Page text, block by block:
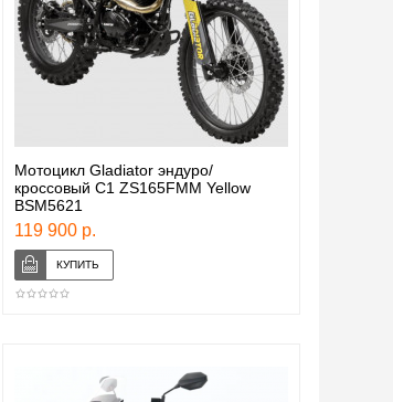
Мотоцикл Gladiator эндуро/
кроссовый C1 ZS165FMM Yellow
BSM5621
119 900 р.